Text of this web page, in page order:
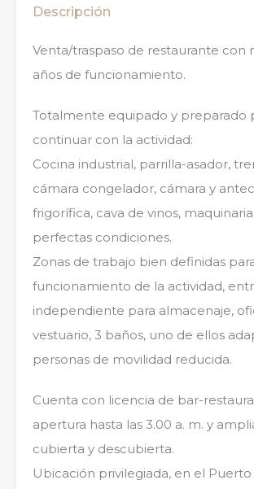
Descripción
Venta/traspaso de restaurante con
años de funcionamiento.
Totalmente equipado y preparado
continuar con la actividad:
Cocina industrial, parrilla-asador,
cámara congelador, cámara y
frigorífica, cava de vinos,
perfectas condiciones.
Zonas de trabajo bien definidas
funcionamiento de la actividad,
independiente para almacenaje,
vestuario, 3 baños, uno de ellos
personas de movilidad reducida.
Cuenta con licencia de bar-
apertura hasta las 3.00 a. m. y
cubierta y descubierta.
Ubicación privilegiada, en el